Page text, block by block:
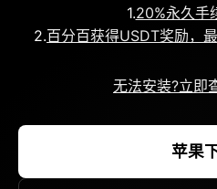
1.20%永久手
2.百分百获得USDT奖励，
无法安装?立即
苹果